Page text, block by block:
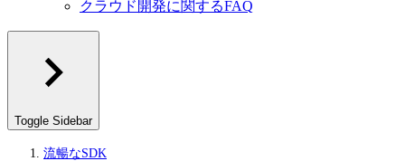
クラウド開発に関するFAQ
Toggle Sidebar
流暢なSDK